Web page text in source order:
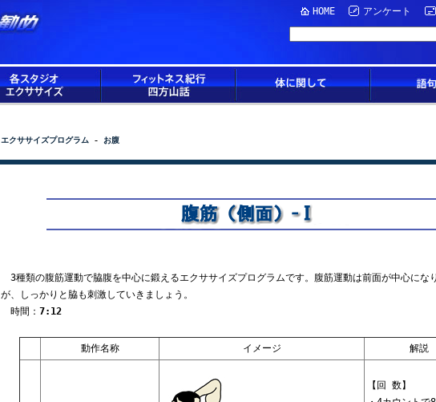
HOME アンケート
エクササイズプログラム - お腹
3種類の腹筋運動で脇腹を中心に鍛えるエクササイズプログラムです。腹筋運動は前面が中心にな
が、しっかりと脇も刺激していきましょう。
時間： 7:12
動作名称 イメージ 解説
【回 数】